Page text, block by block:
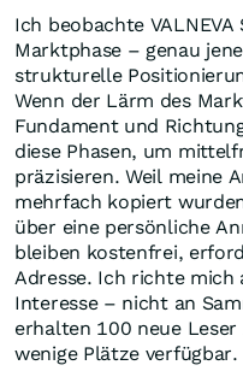
Ich beobachte
Marktphase – genau
strukturelle
Wenn der Lärm des
Fundament und
diese Phasen, um
präzisieren. Weil meine
mehrfach kopiert
über eine persönliche
bleiben kostenfrei,
Adresse. Ich richte
Interesse – nicht an
erhalten 100 neue
wenige Plätze verfügbar.